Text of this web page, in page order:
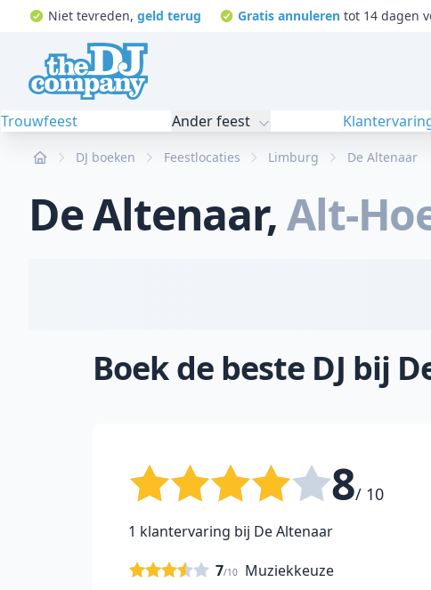
Niet tevreden, geld terug Gratis annuleren tot 14 dagen
Trouwfeest Ander feest
Home DJ boeken Feestlocaties Limburg De Altenaar
De Altenaar,Alt-
Boek de beste DJ bij
8/ 10
1 klantervaring bij De Altenaar
Muziekkeuze
7/10